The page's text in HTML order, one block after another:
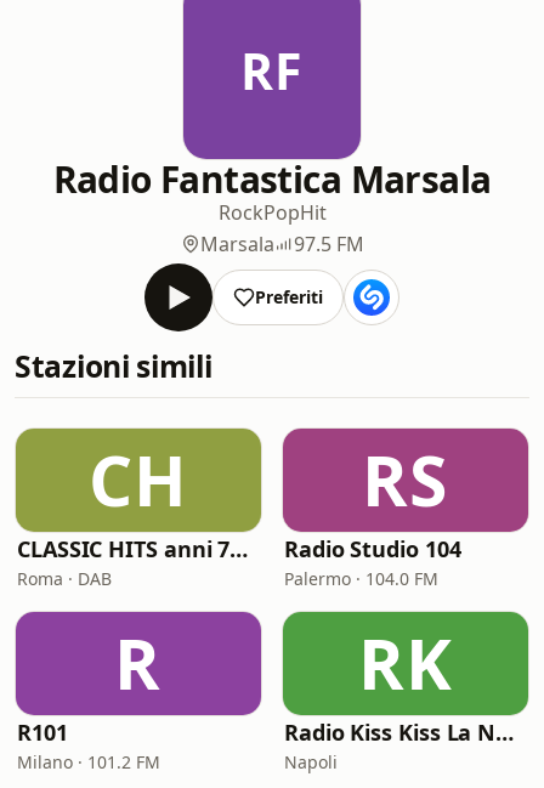
RF
Radio Fantastica Marsala
RockPopHit
Marsala
97.5 FM
Preferiti
Stazioni simili
CH
CLASSIC HITS anni 70 80 90
Roma · DAB
RS
Radio Studio 104
Palermo · 104.0 FM
R
R101
Milano · 101.2 FM
RK
Radio Kiss Kiss La Notte Vola
Napoli